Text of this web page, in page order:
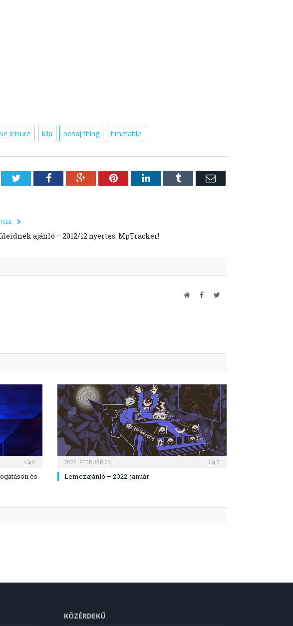
leisure klip nosaj thing timetable
TwitterFacebookGoogle+PinterestLinkedInTumblr Email
ajánló – 2012/12 nyertes: MpTracker!
WebsiteFacebookTwitter
0
és
2022. FEBRUÁR 23. 0
Lemezajánló – 2022. január
KÖZÉRDEKŰ